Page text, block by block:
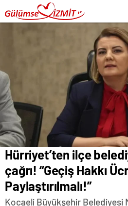
Paylaştırılmalı!”
Hürriyet’ten ilçe
çağrı! “Geçiş Hakkı
Paylaştırılmalı!”
Kocaeli Büyükşehir Belediyesi